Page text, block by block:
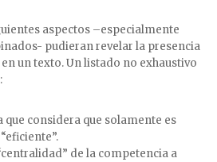
aspectos –especialmente
pudieran revelar la presencia
en un texto. Un listado no exhaustivo
considera que solamente es
de la competencia a